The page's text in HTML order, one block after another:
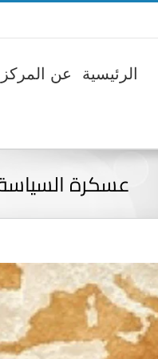
الرئيسية عن المركز
عسكرة السياسة